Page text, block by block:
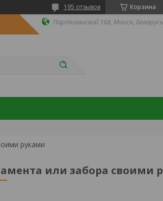
Корзина
195 отзывов
Партизанский 168, Минск, Беларусь
руками
или забора своими